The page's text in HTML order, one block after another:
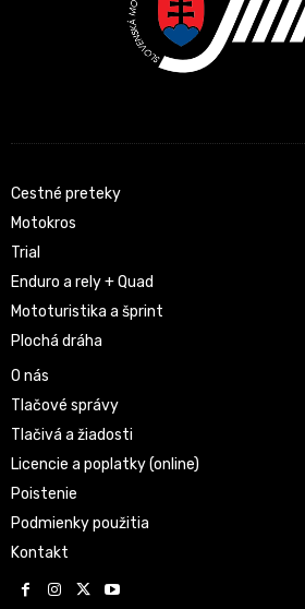
Cestné preteky
Motokros
Trial
Enduro a rely + Quad
Mototuristika a šprint
Plochá dráha
O nás
Tlačové správy
Tlačivá a žiadosti
Licencie a poplatky (online)
Poistenie
Podmienky použitia
Kontakt